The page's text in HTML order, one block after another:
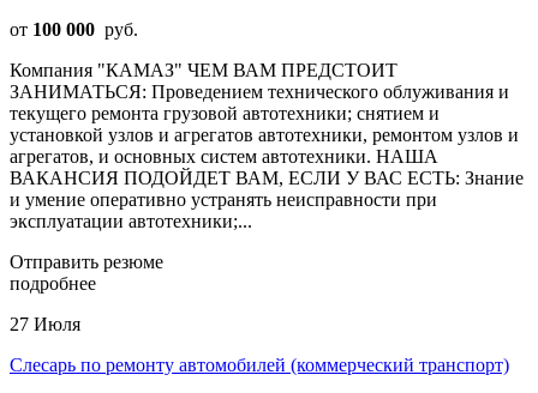
от 100 000 руб.
Компания "КАМАЗ" ЧЕМ ВАМ ПРЕДСТОИТ
ЗАНИМАТЬСЯ: Проведением технического облуживания и
текущего ремонта грузовой автотехники; снятием и
установкой узлов и агрегатов автотехники, ремонтом узлов и
агрегатов, и основных систем автотехники. НАША
ВАКАНСИЯ ПОДОЙДЕТ ВАМ, ЕСЛИ У ВАС ЕСТЬ: Знание
и умение оперативно устранять неисправности при
эксплуатации автотехники;...
Отправить резюме
подробнее
27 Июля
Слесарь по ремонту автомобилей (коммерческий транспорт)